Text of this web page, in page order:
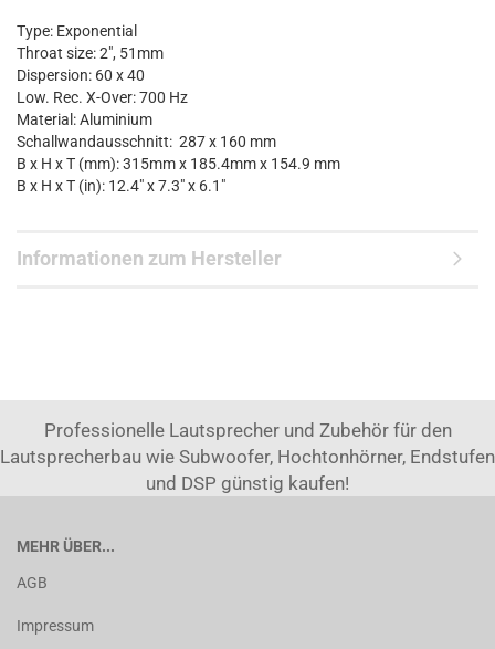
Type: Exponential
Throat size: 2", 51mm
Dispersion: 60 x 40
Low. Rec. X-Over: 700 Hz
Material: Aluminium
Schallwandausschnitt: 287 x 160 mm
B x H x T (mm): 315mm x 185.4mm x 154.9 mm
B x H x T (in): 12.4" x 7.3" x 6.1"
Informationen zum Hersteller
Professionelle Lautsprecher und Zubehör für den
Lautsprecherbau wie Subwoofer, Hochtonhörner, Endstufen
und DSP günstig kaufen!
MEHR ÜBER...
AGB
Impressum